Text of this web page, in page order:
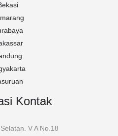
Kontak
V A No.18